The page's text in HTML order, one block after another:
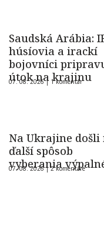
Saudská Arábia:
húsíovia a irackí
bojovníci
útok na krajinu
07. 08. 2026 | 1 komentár
Na Ukrajine došli
ďalší spôsob
vyberania
07. 08. 2026 |2 komentáre